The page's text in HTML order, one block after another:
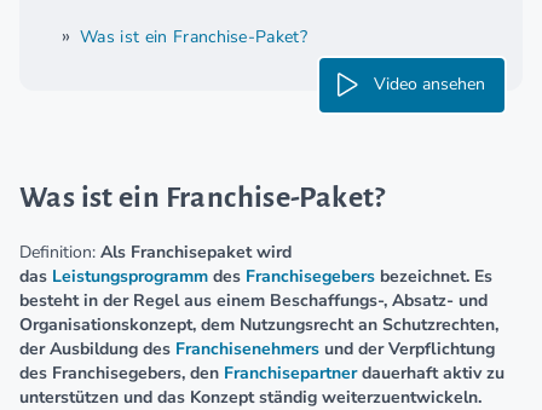
Was ist ein Franchise-Paket?
Video ansehen
Was ist ein Franchise-Paket?
Definition: Als Franchisepaket wird
das Leistungsprogramm des Franchisegebers bezeichnet. Es
besteht in der Regel aus einem Beschaffungs-, Absatz- und
Organisationskonzept, dem Nutzungsrecht an Schutzrechten,
der Ausbildung des Franchisenehmers und der Verpflichtung
des Franchisegebers, den Franchisepartnerdauerhaft aktiv zu
unterstützen und das Konzept ständig weiterzuentwickeln.